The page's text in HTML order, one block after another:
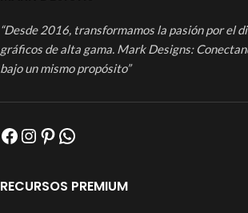
“Desde 2016, transformamos la pasión por el
gráficos de alta gama. Mark Designs:
bajo un mismo propósito”
RECURSOS PREMIUM